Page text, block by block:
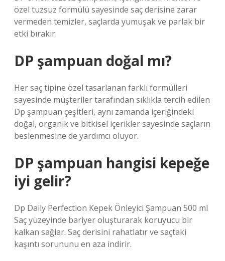
özel tuzsuz formülü sayesinde saç derisine zarar
vermeden temizler, saçlarda yumuşak ve parlak bir
etki bırakır.
DP şampuan doğal mı?
Her saç tipine özel tasarlanan farklı formülleri
sayesinde müşteriler tarafından sıklıkla tercih edilen
Dp şampuan çeşitleri, aynı zamanda içeriğindeki
doğal, organik ve bitkisel içerikler sayesinde saçların
beslenmesine de yardımcı oluyor.
DP şampuan hangisi kepeğe
iyi gelir?
Dp Daily Perfection Kepek Önleyici Şampuan 500 ml
Saç yüzeyinde bariyer oluşturarak koruyucu bir
kalkan sağlar. Saç derisini rahatlatır ve saçtaki
kaşıntı sorununu en aza indirir.